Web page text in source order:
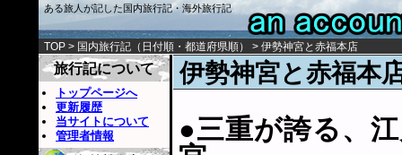
ある旅人が記した国内旅行記・海外旅行記
TOP > 国内旅行記 （ 日付順 ・ 都道府県順） > 伊勢神宮と赤福本店
伊勢神宮と赤福本
●三重が誇る、
旅行記について
トップページへ
更新履歴
当サイトについて
管理者情報